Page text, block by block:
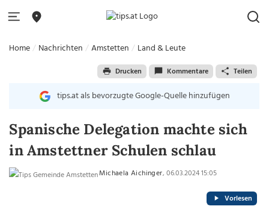
Home Nachrichten Amstetten Land & Leute
Drucken Kommentare Teilen
tips.at als bevorzugte Google-Quelle hinzufügen
Spanische Delegation machte sich
in Amstettner Schulen schlau
Michaela Aichinger, 06.03.2024 15:05
Vorlesen